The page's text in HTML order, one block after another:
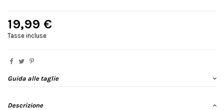
19,99 €
Tasse incluse
Guida alle taglie
Descrizione